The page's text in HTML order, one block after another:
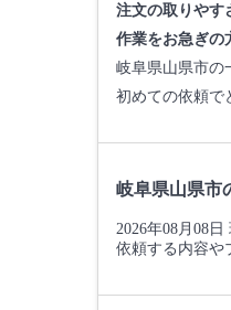
注文の取りやす
作業をお急ぎの
岐阜県山県市の
初めての依頼で
岐阜県山県市
2026年08月08
依頼する内容や